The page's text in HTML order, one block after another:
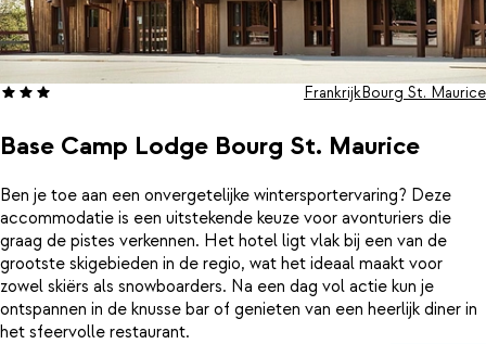
Base Camp Lodge Bourg St. Maurice
FrankrijkBourg St. Maurice
Ben je toe aan een onvergetelijke wintersportervaring? Deze
accommodatie is een uitstekende keuze voor avonturiers die
graag de pistes verkennen. Het hotel ligt vlak bij een van de
grootste skigebieden in de regio, wat het ideaal maakt voor
zowel skiërs als snowboarders. Na een dag vol actie kun je
ontspannen in de knusse bar of genieten van een heerlijk diner in
het sfeervolle restaurant.